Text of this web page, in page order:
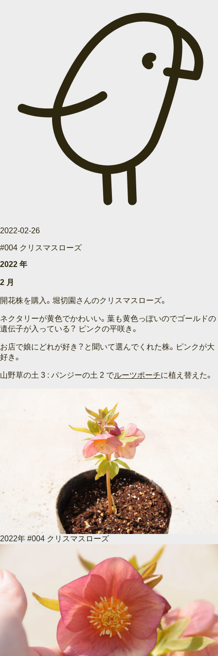
2022-02-26
#004 クリスマスローズ
2022 年
2 月
開花株を購入。堀切園さんのクリスマスローズ。
ネクタリーが黄色でかわいい。葉も黄色っぽいのでゴールドの
遺伝子が入っている？ ピンクの平咲き。
お店で娘にどれが好き？と聞いて選んでくれた株。ピンクが大
好き。
山野草の土 3 : パンジーの土 2 でルーツポーチに植え替えた。
2022年 #004 クリスマスローズ